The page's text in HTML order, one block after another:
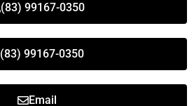
(83) 99167-0350
(83) 99167-0350
Email